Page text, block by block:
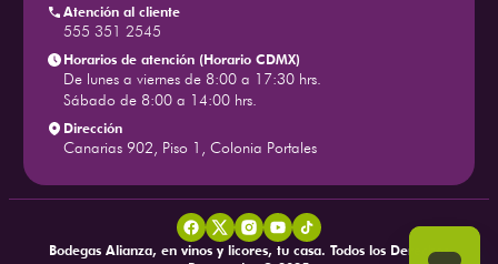
Atención al cliente
555 351 2545
Horarios de atención (Horario CDMX)
De lunes a viernes de 8:00 a 17:30 hrs.
Sábado de 8:00 a 14:00 hrs.
Dirección
Canarias 902, Piso 1, Colonia Portales
Bodegas Alianza, en vinos y licores, tu casa. Todos los Derechos